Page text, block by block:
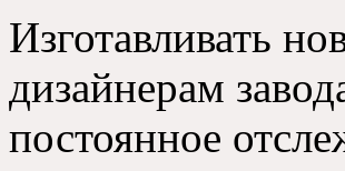
Изготавливать
дизайнерам
постоянное